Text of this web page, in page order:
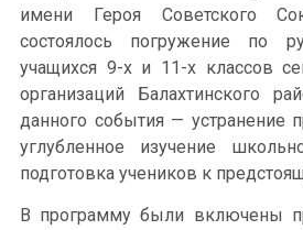
имени Героя Советского
состоялось погружение по
учащихся 9-х и 11-х классов
организаций Балахтинского
данного события — устранение
углубленное изучение
подготовка учеников к
В программу были включены